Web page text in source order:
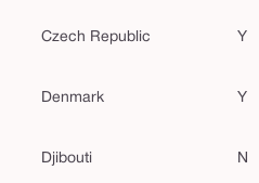
Czech Republic Y
Denmark Y
Djibouti N